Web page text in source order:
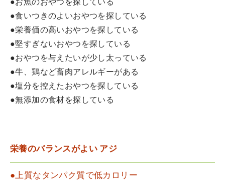
●お魚のおやつを探している
●食いつきのよいおやつを探している
●栄養価の高いおやつを探している
●堅すぎないおやつを探している
●おやつを与えたいが少し太っている
●牛、鶏など畜肉アレルギーがある
●塩分を控えたおやつを探している
●無添加の食材を探している
栄養のバランスがよい アジ
●上質なタンパク質で低カロリー